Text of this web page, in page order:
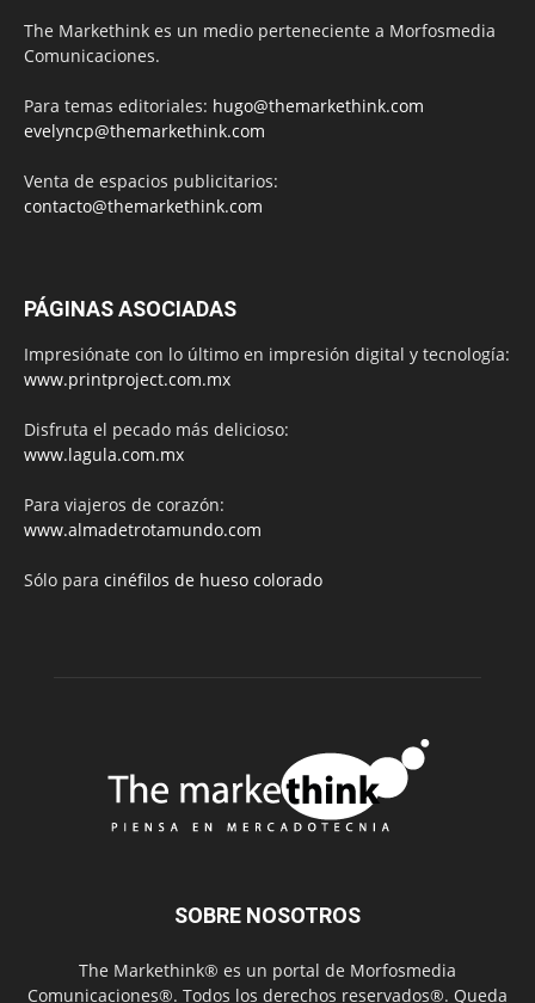
The Markethink es un medio perteneciente a Morfosmedia
Comunicaciones.
Para temas editoriales: hugo@themarkethink.com
evelyncp@themarkethink.com
Venta de espacios publicitarios:
contacto@themarkethink.com
PÁGINAS ASOCIADAS
Impresiónate con lo último en impresión digital y tecnología:
www.printproject.com.mx
Disfruta el pecado más delicioso:
www.lagula.com.mx
Para viajeros de corazón:
www.almadetrotamundo.com
Sólo para cinéfilos de hueso colorado
SOBRE NOSOTROS
The Markethink® es un portal de Morfosmedia
Comunicaciones®. Todos los derechos reservados®. Queda